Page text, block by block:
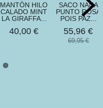
MANTÒN HILO
CALADO MINT
LA GIRAFFA...
40,00 €
SACO NANA
PUNTO ROSA
POIS PAZ...
55,96 €
69,95 €